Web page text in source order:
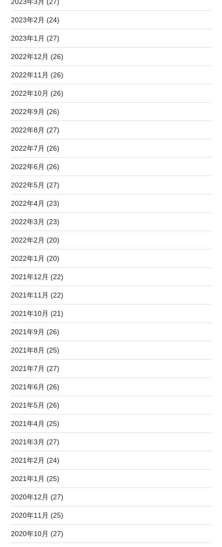
2023年2月 (24)
2023年1月 (27)
2022年12月 (26)
2022年11月 (26)
2022年10月 (26)
2022年9月 (26)
2022年8月 (27)
2022年7月 (26)
2022年6月 (26)
2022年5月 (27)
2022年4月 (23)
2022年3月 (23)
2022年2月 (20)
2022年1月 (20)
2021年12月 (22)
2021年11月 (22)
2021年10月 (21)
2021年9月 (26)
2021年8月 (25)
2021年7月 (27)
2021年6月 (26)
2021年5月 (26)
2021年4月 (25)
2021年3月 (27)
2021年2月 (24)
2021年1月 (25)
2020年12月 (27)
2020年11月 (25)
2020年10月 (27)